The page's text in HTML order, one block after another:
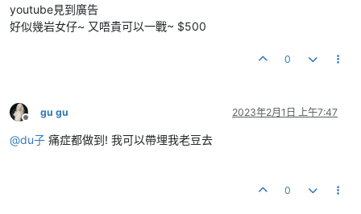
youtube見到廣告
好似幾岩女仔~ 又唔貴可以一戰~ $500
0
離線
gu gu 2023年2月1日 上午7:47
@du子 痛症都做到! 我可以帶埋我老豆去
0